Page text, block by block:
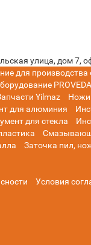
улица, дом 7,
для производства
Yilmaz Ножи
для алюминия
для стекла
Заточка пил,
Условия